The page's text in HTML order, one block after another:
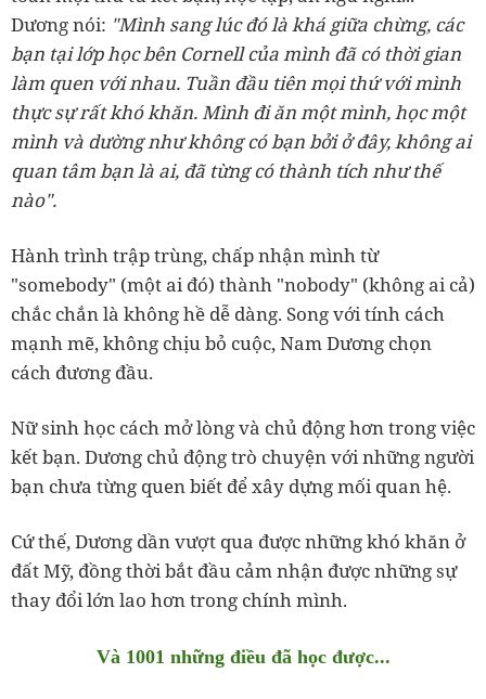
Dương nói: "Mình sang lúc đó là khá giữa chừng, các
bạn tại lớp học bên Cornell của mình đã có thời gian
làm quen với nhau. Tuần đầu tiên mọi thứ với mình
thực sự rất khó khăn. Mình đi ăn một mình, học một
mình và dường như không có bạn bởi ở đây, không ai
quan tâm bạn là ai, đã từng có thành tích như thế
nào".
Hành trình trập trùng, chấp nhận mình từ
"somebody" (một ai đó) thành "nobody" (không ai cả)
chắc chắn là không hề dễ dàng. Song với tính cách
mạnh mẽ, không chịu bỏ cuộc, Nam Dương chọn
cách đương đầu.
Nữ sinh học cách mở lòng và chủ động hơn trong việc
kết bạn. Dương chủ động trò chuyện với những người
bạn chưa từng quen biết để xây dựng mối quan hệ.
Cứ thế, Dương dần vượt qua được những khó khăn ở
đất Mỹ, đồng thời bắt đầu cảm nhận được những sự
thay đổi lớn lao hơn trong chính mình.
Và 1001 những điều đã học được...